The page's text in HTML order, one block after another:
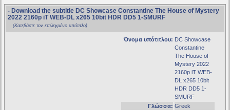
- Download the subtitle DC Showcase Constantine The House of Mystery
2022 2160p iT WEB-DL x265 10bit HDR DD5 1-SMURF
(Κατεβάστε τον επιλεγμένο υπότιτλο)
Όνομα υπότιτλου: DC Showcase
Constantine
The House of
Mystery 2022
2160p iT WEB-
DL x265 10bit
HDR DD5 1-
SMURF
Γλώσσα: Greek